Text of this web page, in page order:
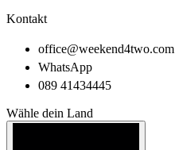
Kontakt
office@weekend4two.com
WhatsApp
089 41434445
Wähle dein Land